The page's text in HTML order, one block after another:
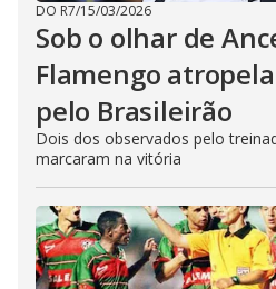
DO R7/15/03/2026
Sob o olhar de
Flamengo
pelo Brasileirão
Dois dos observados pelo
marcaram na vitória